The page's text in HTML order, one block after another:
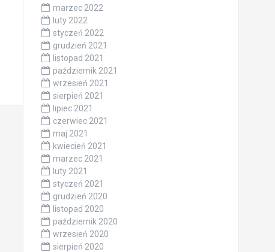
marzec 2022
luty 2022
styczeń 2022
grudzień 2021
listopad 2021
październik 2021
wrzesień 2021
sierpień 2021
lipiec 2021
czerwiec 2021
maj 2021
kwiecień 2021
marzec 2021
luty 2021
styczeń 2021
grudzień 2020
listopad 2020
październik 2020
wrzesień 2020
sierpień 2020